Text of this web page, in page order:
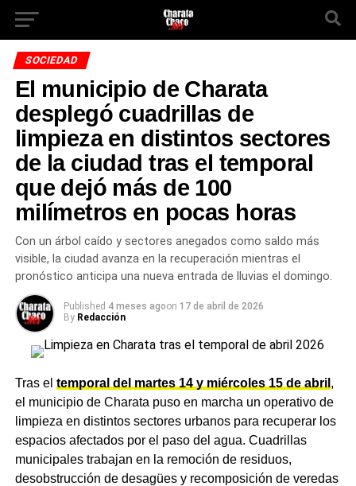
SOCIEDAD
El municipio de Charata
desplegó cuadrillas de
limpieza en distintos sectores
de la ciudad tras el temporal
que dejó más de 100
milímetros en pocas horas
Con un árbol caído y sectores anegados como saldo más
visible, la ciudad avanza en la recuperación mientras el
pronóstico anticipa una nueva entrada de lluvias el domingo.
Published 4 meses agoon 17 de abril de 2026
By Redacción
Tras el temporal del martes 14 y miércoles 15 de abril ,
el municipio de Charata puso en marcha un operativo de
limpieza en distintos sectores urbanos para recuperar los
espacios afectados por el paso del agua. Cuadrillas
municipales trabajan en la remoción de residuos,
desobstrucción de desagües y recomposición de veredas